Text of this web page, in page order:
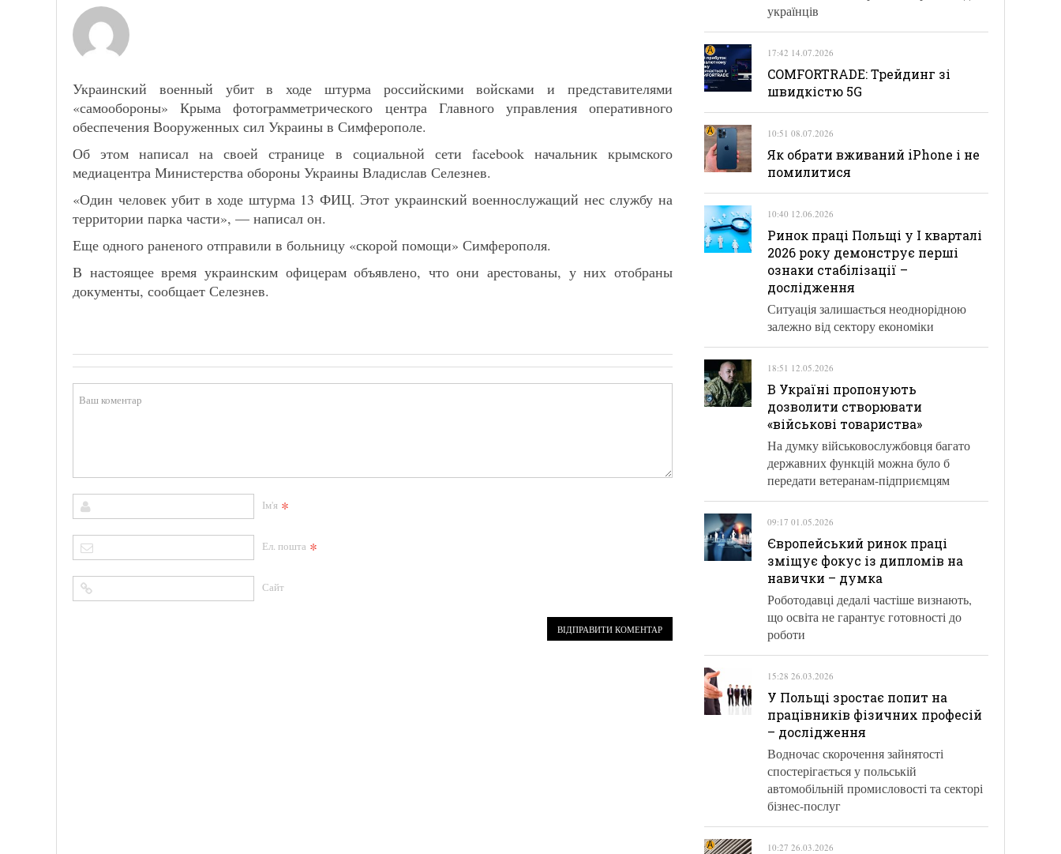
Украинский военный убит в ходе штурма российскими войсками и представителями
«самообороны» Крыма фотограмметрического центра Главного управления оперативного
обеспечения Вооруженных сил Украины в Симферополе.
Об этом написал на своей странице в социальной сети facebook начальник крымского
медиацентра Министерства обороны Украины Владислав Селезнев.
«Один человек убит в ходе штурма 13 ФИЦ. Этот украинский военнослужащий нес службу на
территории парка части», — написал он.
Еще одного раненого отправили в больницу «скорой помощи» Симферополя.
В настоящее время украинским офицерам объявлено, что они арестованы, у них отобраны
документы, сообщает Селезнев.
Ім'я *
Ел. пошта *
Сайт
українців
17:42 14.07.2026
COMFORTRADE: Трейдинг зі
швидкістю 5G
10:51 08.07.2026
Як обрати вживаний iPhone і не
помилитися
10:40 12.06.2026
Ринок праці Польщі у І кварталі
2026 року демонструє перші
ознаки стабілізації –
дослідження
Ситуація залишається неоднорідною
залежно від сектору економіки
18:51 12.05.2026
В Україні пропонують
дозволити створювати
«військові товариства»
На думку військовослужбовця багато
державних функцій можна було б
передати ветеранам-підприємцям
09:17 01.05.2026
Європейський ринок праці
зміщує фокус із дипломів на
навички – думка
Роботодавці дедалі частіше визнають,
що освіта не гарантує готовності до
роботи
15:28 26.03.2026
У Польщі зростає попит на
працівників фізичних професій
– дослідження
Водночас скорочення зайнятості
спостерігається у польській
автомобільній промисловості та секторі
бізнес-послуг
10:27 26.03.2026